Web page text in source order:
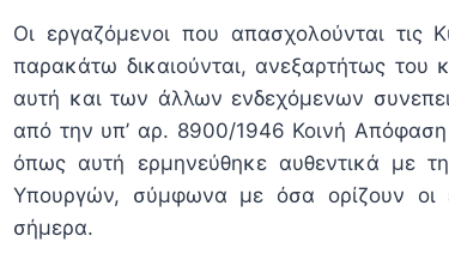
Οι εργαζόμενοι που απασχολούνται τις
παρακάτω δικαιούνται, ανεξαρτήτως
αυτή και των άλλων ενδεχόμενων
από την υπ’ αρ. 8900/1946 Κοινή
όπως αυτή ερμηνεύθηκε αυθεντικά με
Υπουργών, σύμφωνα με όσα ορίζουν οι
σήμερα.